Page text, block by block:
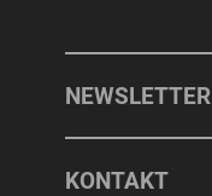
NEWSLETTER
KONTAKT